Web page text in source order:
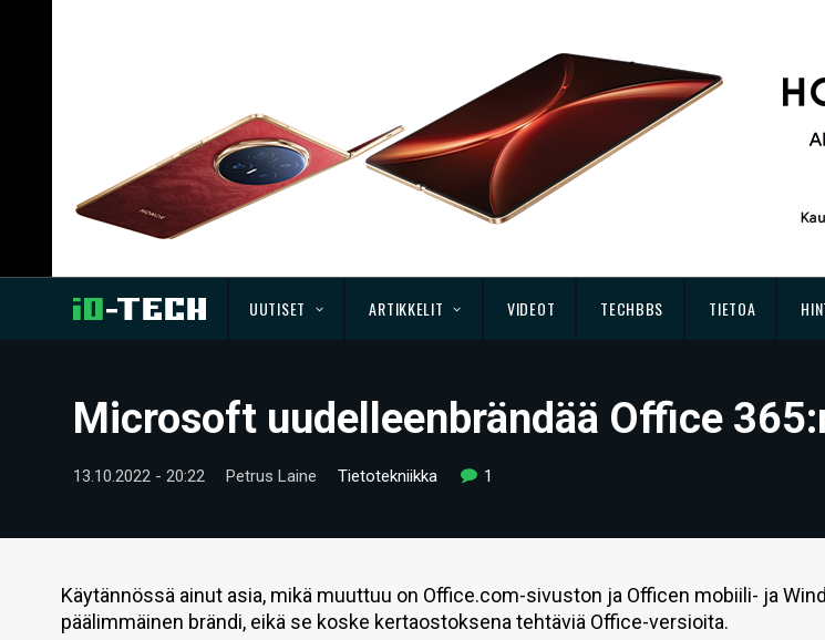
UUTISET ARTIKKELIT VIDEOT TECHBBS TIETOA
Microsoft uudelleenbrändää Office
13.10.2022 - 20:22 Petrus Laine Tietotekniikka 1
Käytännössä ainut asia, mikä muuttuu on Office.com-sivuston ja Officen mobiili- ja
päälimmäinen brändi, eikä se koske kertaostoksena tehtäviä Office-versioita.